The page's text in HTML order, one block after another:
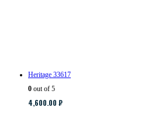
Heritage 33617
0 out of 5
4,600.00 ₽